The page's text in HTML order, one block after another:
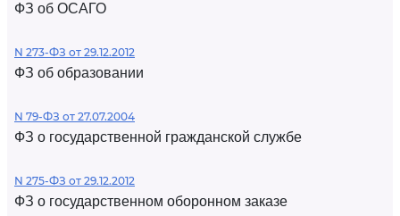
ФЗ об ОСАГО
N 273-ФЗ от 29.12.2012
ФЗ об образовании
N 79-ФЗ от 27.07.2004
ФЗ о государственной гражданской службе
N 275-ФЗ от 29.12.2012
ФЗ о государственном оборонном заказе